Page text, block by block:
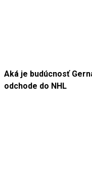
Aká je budúcnosť
odchode do NHL